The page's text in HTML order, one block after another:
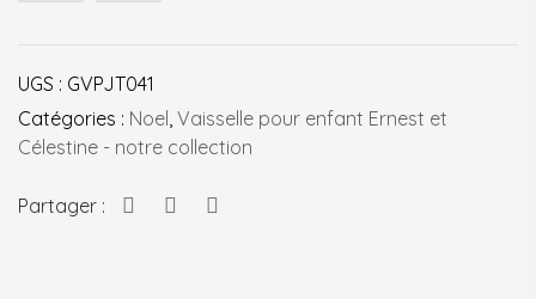
UGS : GVPJT041
Catégories : Noel , Vaisselle pour enfant Ernest et
Célestine - notre collection
Partager :